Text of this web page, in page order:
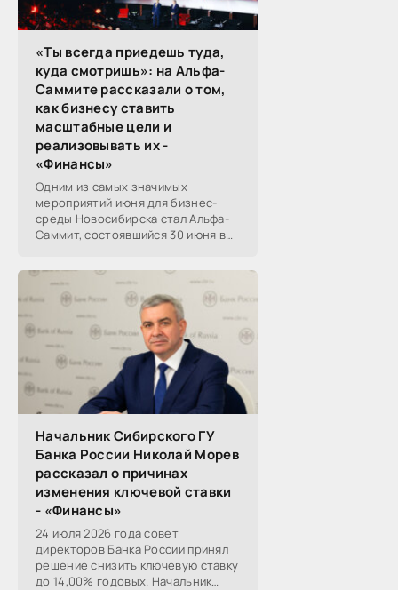
«Ты всегда приедешь туда,
куда смотришь»: на Альфа-
Саммите рассказали о том,
как бизнесу ставить
масштабные цели и
реализовывать их -
«Финансы»
Одним из самых значимых
мероприятий июня для бизнес-
среды Новосибирска стал Альфа-
Саммит, состоявшийся 30 июня в
выступили эксперты,
Начальник Сибирского ГУ
Банка России Николай Морев
рассказал о причинах
изменения ключевой ставки
- «Финансы»
24 июля 2026 года совет
директоров Банка России принял
решение снизить ключевую ставку
до 14,00% годовых. Начальник